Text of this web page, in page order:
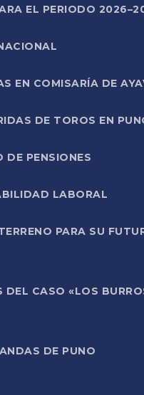
EL PERIODO
EN COMISARÍA DE
DE TOROS EN
DE PENSIONES
LABORAL
PARA SU
DEL CASO «LOS
DE PUNO